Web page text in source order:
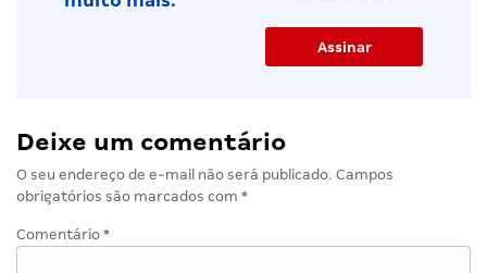
Deixe um comentário
O seu endereço de e-mail não será publicado. Campos
obrigatórios são marcados com *
Comentário *